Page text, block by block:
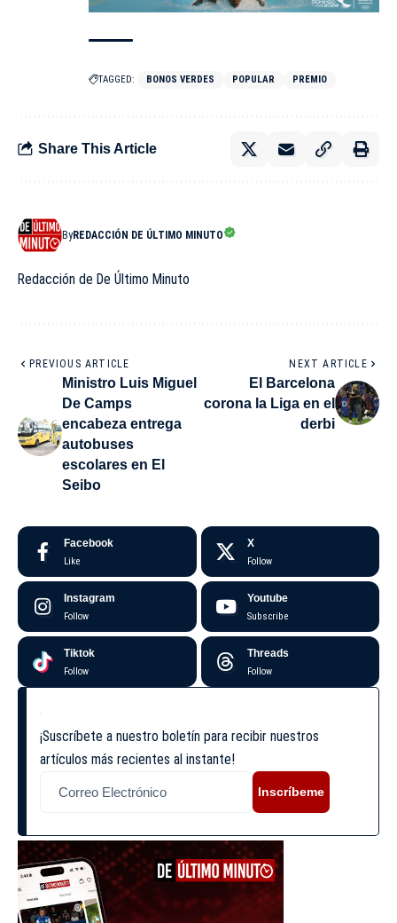
TAGGED: BONOS VERDES POPULAR PREMIO
Share This Article
ByREDACCIÓN DE ÚLTIMO MINUTO
Redacción de De Último Minuto
PREVIOUS ARTICLE
Ministro Luis Miguel
De Camps
encabeza entrega
autobuses
escolares en El
Seibo
NEXT ARTICLE
El Barcelona
corona la Liga en el
derbi
Facebook
Like
X
Follow
Instagram
Follow
Youtube
Subscribe
Tiktok
Follow
Threads
Follow
¡Suscríbete a nuestro boletín para recibir nuestros
artículos más recientes al instante!
Inscríbeme